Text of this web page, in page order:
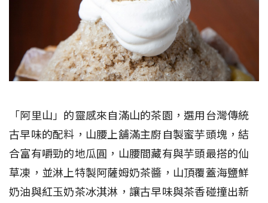
「阿里山」的靈感來自滿山的茶園，選用台灣傳統
古早味的配料，山腰上舖滿主廚自製蜜芋頭塊，結
合富有嚼勁的地瓜圓，山腰間藏有與芋頭最搭的仙
草凍，並淋上特製阿薩姆奶茶醬，山頂覆蓋海鹽鮮
奶油與紅玉奶茶冰淇淋，讓古早味與茶香碰撞出新